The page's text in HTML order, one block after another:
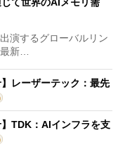
て世界のAIメモリ需
演するグローバルリン
最新…
レーザーテック：最先
】TDK：AIインフラを支